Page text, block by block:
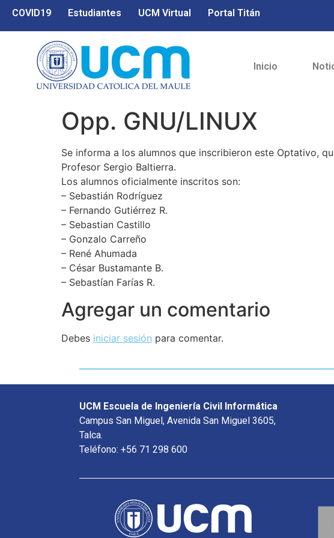
COVID19 Estudiantes UCM Virtual Portal Titán
Inicio
Opp. GNU/LINUX
Se informa a los alumnos que inscribieron este Optativo,
Profesor Sergio Baltierra.
Los alumnos oficialmente inscritos son:
– Sebastián Rodríguez
– Fernando Gutiérrez R.
– Sebastian Castillo
– Gonzalo Carreño
– René Ahumada
– César Bustamante B.
– Sebastían Farías R.
Agregar un comentario
Debes iniciar sesión para comentar.
UCM Escuela de Ingeniería Civil Informática
Campus San Miguel, Avenida San Miguel 3605,
Talca.
Teléfono: +56 71 298 600